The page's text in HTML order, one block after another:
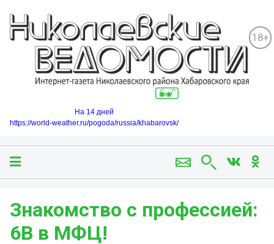
18+
На 14 дней
https://world-weather.ru/pogoda/russia/khabarovsk/
Знакомство с профессией:
6В в МФЦ! ️